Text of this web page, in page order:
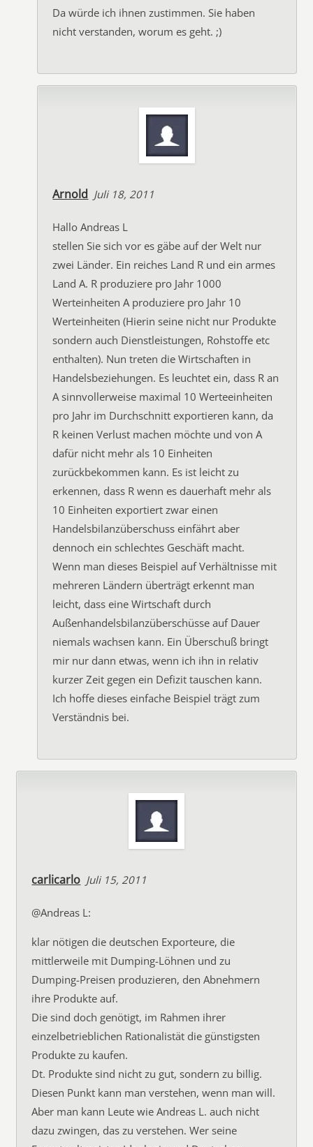
Da würde ich ihnen zustimmen. Sie haben
nicht verstanden, worum es geht. ;)
Arnold Juli 18, 2011
Hallo Andreas L
stellen Sie sich vor es gäbe auf der Welt nur
zwei Länder. Ein reiches Land R und ein armes
Land A. R produziere pro Jahr 1000
Werteinheiten A produziere pro Jahr 10
Werteinheiten (Hierin seine nicht nur Produkte
sondern auch Dienstleistungen, Rohstoffe etc
enthalten). Nun treten die Wirtschaften in
Handelsbeziehungen. Es leuchtet ein, dass R an
A sinnvollerweise maximal 10 Werteeinheiten
pro Jahr im Durchschnitt exportieren kann, da
R keinen Verlust machen möchte und von A
dafür nicht mehr als 10 Einheiten
zurückbekommen kann. Es ist leicht zu
erkennen, dass R wenn es dauerhaft mehr als
10 Einheiten exportiert zwar einen
Handelsbilanzüberschuss einfährt aber
dennoch ein schlechtes Geschäft macht.
Wenn man dieses Beispiel auf Verhältnisse mit
mehreren Ländern überträgt erkennt man
leicht, dass eine Wirtschaft durch
Außenhandelsbilanzüberschüsse auf Dauer
niemals wachsen kann. Ein Überschuß bringt
mir nur dann etwas, wenn ich ihn in relativ
kurzer Zeit gegen ein Defizit tauschen kann.
Ich hoffe dieses einfache Beispiel trägt zum
Verständnis bei.
carlicarlo Juli 15, 2011
@Andreas L:
klar nötigen die deutschen Exporteure, die
mittlerweile mit Dumping-Löhnen und zu
Dumping-Preisen produzieren, den Abnehmern
ihre Produkte auf.
Die sind doch genötigt, im Rahmen ihrer
einzelbetrieblichen Rationalistät die günstigsten
Produkte zu kaufen.
Dt. Produkte sind nicht zu gut, sondern zu billig.
Diesen Punkt kann man verstehen, wenn man will.
Aber man kann Leute wie Andreas L. auch nicht
dazu zwingen, das zu verstehen. Wer seine